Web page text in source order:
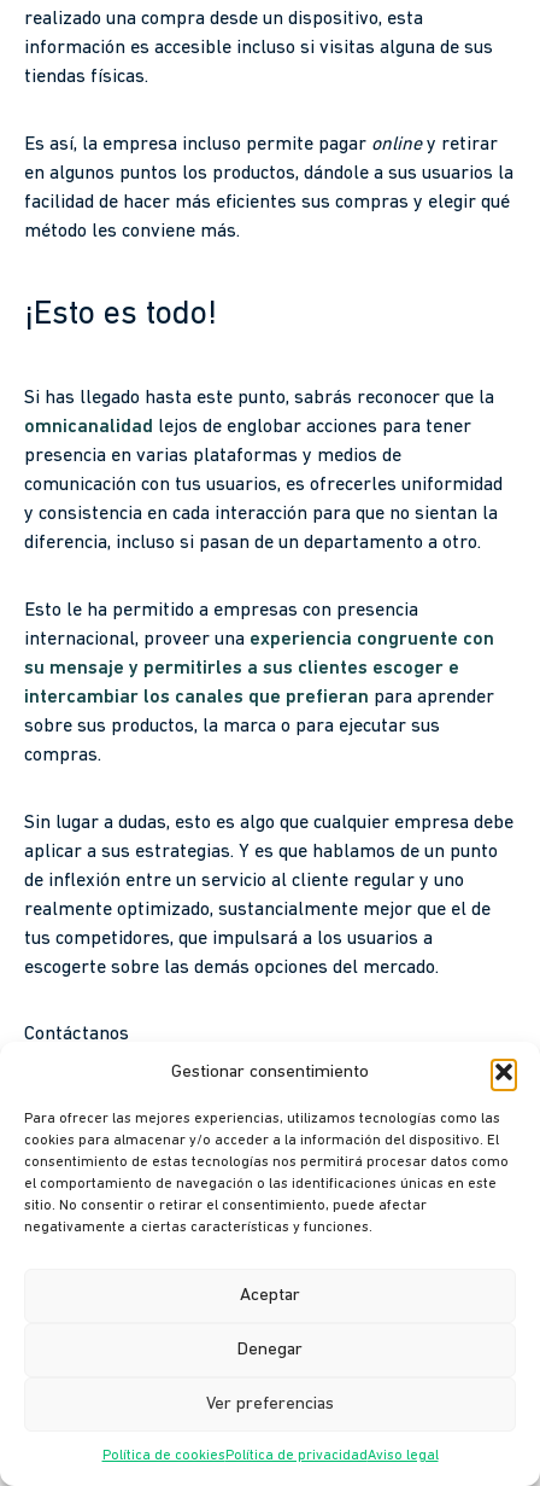
Gestionar consentimiento
Para ofrecer las mejores experiencias, utilizamos tecnologías como las
cookies para almacenar y/o acceder a la información del dispositivo. El
consentimiento de estas tecnologías nos permitirá procesar datos como
el comportamiento de navegación o las identificaciones únicas en este
sitio. No consentir o retirar el consentimiento, puede afectar
negativamente a ciertas características y funciones.
Aceptar
Denegar
Ver preferencias
Política de cookies Política de privacidadAviso legal
realizado una compra desde un dispositivo, esta
información es accesible incluso si visitas alguna de sus
tiendas físicas.
Es así, la empresa incluso permite pagar onliney retirar
en algunos puntos los productos, dándole a sus usuarios la
facilidad de hacer más eficientes sus compras y elegir qué
método les conviene más.
¡Esto es todo!
Si has llegado hasta este punto, sabrás reconocer que la
omnicanalidad lejos de englobar acciones para tener
presencia en varias plataformas y medios de
comunicación con tus usuarios, es ofrecerles uniformidad
y consistencia en cada interacción para que no sientan la
diferencia, incluso si pasan de un departamento a otro.
Esto le ha permitido a empresas con presencia
internacional, proveer una experiencia congruente con
su mensaje y permitirles a sus clientes escoger e
intercambiar los canales que prefieran para aprender
sobre sus productos, la marca o para ejecutar sus
compras.
Sin lugar a dudas, esto es algo que cualquier empresa debe
aplicar a sus estrategias. Y es que hablamos de un punto
de inflexión entre un servicio al cliente regular y uno
realmente optimizado, sustancialmente mejor que el de
tus competidores, que impulsará a los usuarios a
escogerte sobre las demás opciones del mercado.
Contáctanos
servicios relacionados con infraestructura de
comunicación, soluciones tecnológicas para
omnicanalidady mucho más, te invitamos avisitar
nuestra web principal y hacer clic en «solicitar
Suscríbete a nuestra newsletter